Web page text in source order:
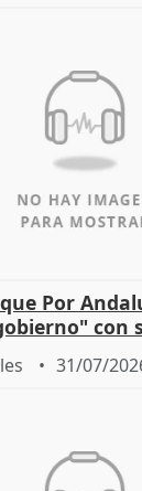
Por
con
31/07/